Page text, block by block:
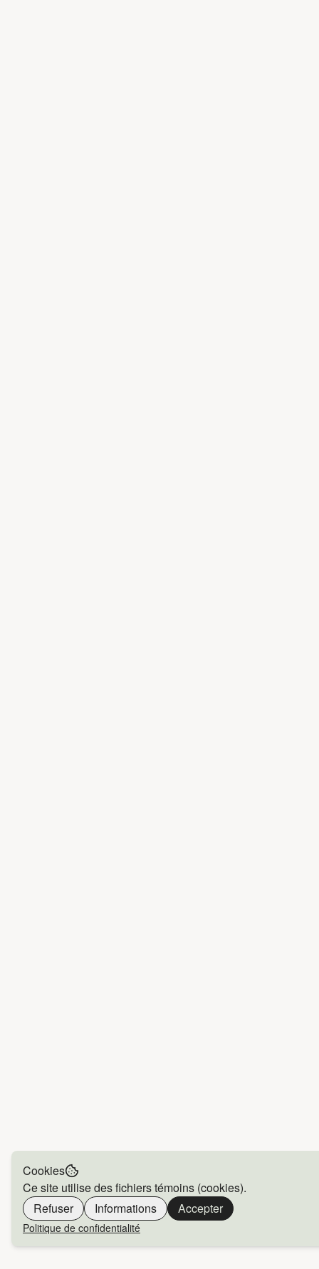
Cookies
Ce site utilise des fichiers témoins (cookies).
Refuser
Informations Accepter
Politique de confidentialité